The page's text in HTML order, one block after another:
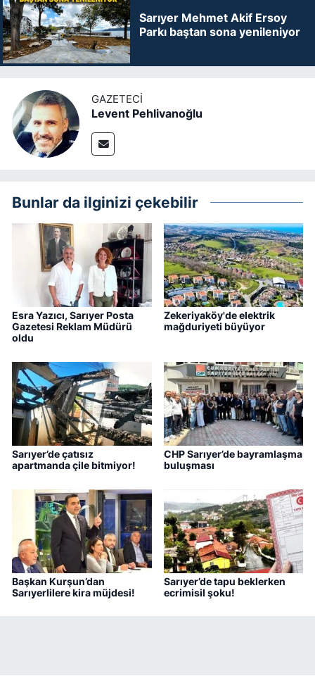
Sarıyer Mehmet Akif Ersoy
Parkı baştan sona yenileniyor
GAZETECI
Levent Pehlivanoğlu
Bunlar da ilginizi çekebilir
Esra Yazıcı, Sarıyer Posta
Gazetesi Reklam Müdürü
oldu
Zekeriyaköy'de elektrik
mağduriyeti büyüyor
Sarıyer’de çatısız
apartmanda çile bitmiyor!
CHP Sarıyer’de bayramlaşma
buluşması
Başkan Kurşun’dan
Sarıyerlilere kira müjdesi!
Sarıyer’de tapu beklerken
ecrimisil şoku!